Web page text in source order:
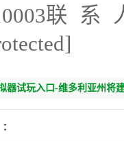
联 系
器试玩入口-维多利亚州将